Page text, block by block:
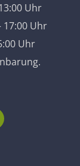
Uhr
17:00 Uhr
Uhr